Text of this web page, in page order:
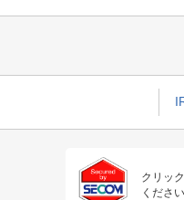
クリッ
ください